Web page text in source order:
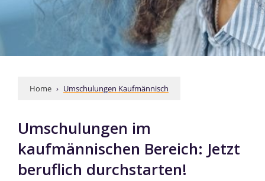
Home › Umschulungen Kaufmännisch
Umschulungen im
kaufmännischen Bereich: Jetzt
beruflich durchstarten!